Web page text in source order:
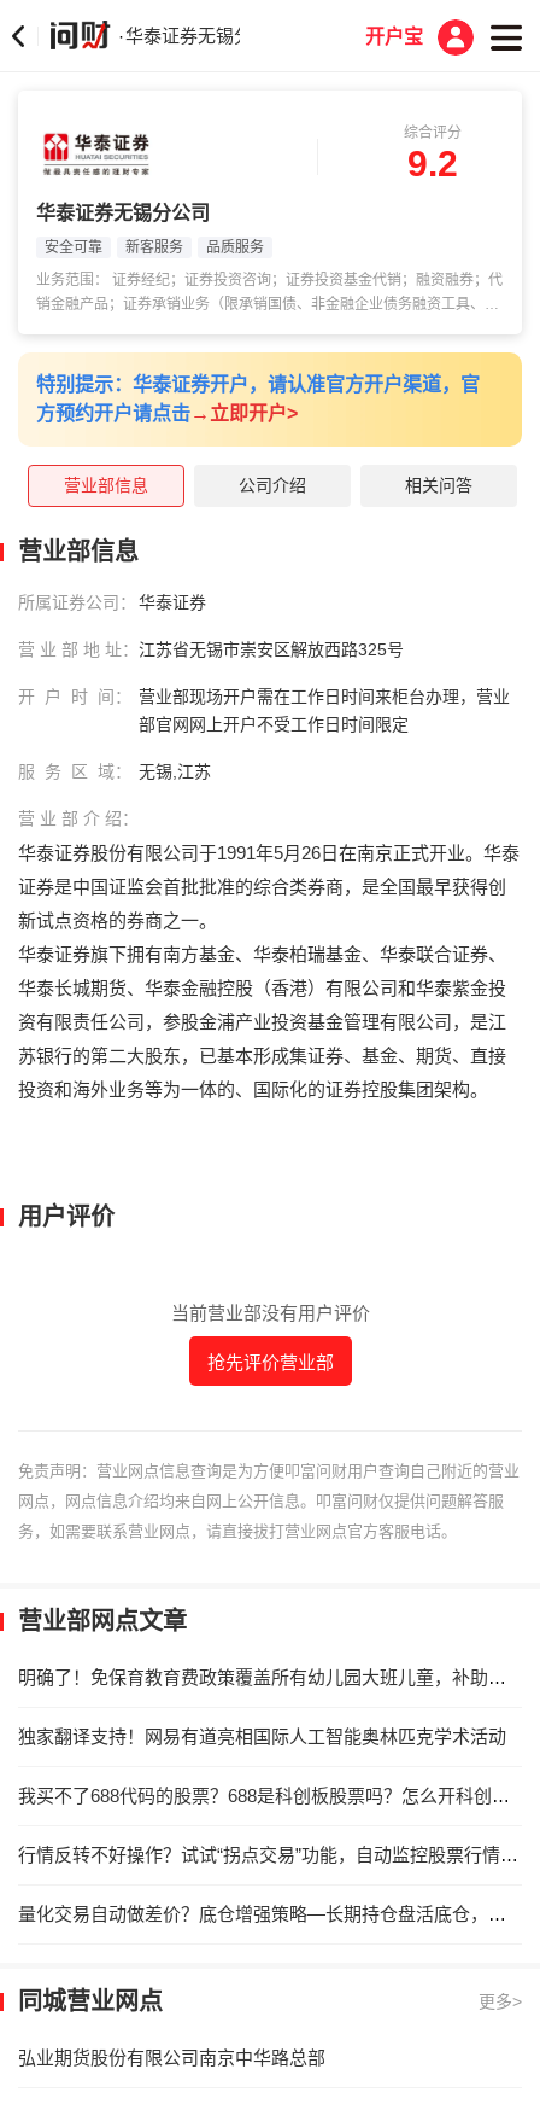
·华泰证券无锡分公司 开户宝
综合评分
9.2
华泰证券无锡分公司
安全可靠 新客服务
品质服务
业务范围： 证券经纪；证券投资咨询；证券投资基金代销；融资融券；代
销金融产品；证券承销业务（限承销国债、非金融企业债务融资工具、金
特别提示：华泰证券开户，请认准官方开户渠道，官
方预约开户请点击→ 立即开户>
营业部信息 公司介绍 相关问答
营业部信息
所属证券公司： 华泰证券
营 业 部 地 址： 江苏省无锡市崇安区解放西路325号
开 户 时 间：
营业部现场开户需在工作日时间来柜台办理，营业
部官网网上开户不受工作日时间限定
服 务 区 域： 无锡,江苏
营 业 部 介 绍：
华泰证券股份有限公司于1991年5月26日在南京正式开业。华泰
证券是中国证监会首批批准的综合类券商，是全国最早获得创
新试点资格的券商之一。
华泰证券旗下拥有南方基金、华泰柏瑞基金、华泰联合证券、
华泰长城期货、华泰金融控股（香港）有限公司和华泰紫金投
资有限责任公司，参股金浦产业投资基金管理有限公司，是江
苏银行的第二大股东，已基本形成集证券、基金、期货、直接
投资和海外业务等为一体的、国际化的证券控股集团架构。
用户评价
当前营业部没有用户评价
抢先评价营业部
免责声明：营业网点信息查询是为方便叩富问财用户查询自己附近的营业
网点，网点信息介绍均来自网上公开信息。叩富问财仅提供问题解答服
务，如需要联系营业网点，请直接拔打营业网点官方客服电话。
营业部网点文章
明确了！免保育教育费政策覆盖所有幼儿园大班儿童，补助资金由央地财政共担
独家翻译支持！网易有道亮相国际人工智能奥林匹克学术活动
我买不了688代码的股票？688是科创板股票吗？怎么开科创板权限？
行情反转不好操作？试试“拐点交易”功能，自动监控股票行情拐点，触发交易！
量化交易自动做差价？底仓增强策略—长期持仓盘活底仓，摊薄成本，高抛低吸解放精力！
同城营业网点 更多>
弘业期货股份有限公司南京中华路总部